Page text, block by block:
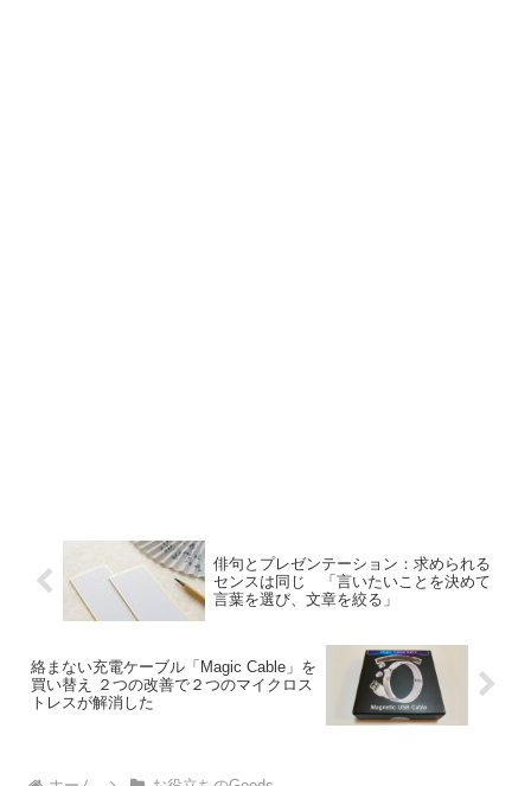
俳句とプレゼンテーション：求められる
センスは同じ 「言いたいことを決めて
言葉を選び、文章を絞る」
絡まない充電ケーブル「Magic Cable」を
買い替え ２つの改善で２つのマイクロス
トレスが解消した